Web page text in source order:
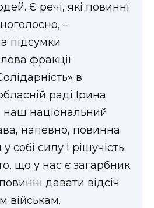
Є речі, які повинні
–
підсумки
фракції
в
раді Ірина
національний
напевно, повинна
собі силу і рішучість
що у нас є загарбник
давати відсіч
військам.